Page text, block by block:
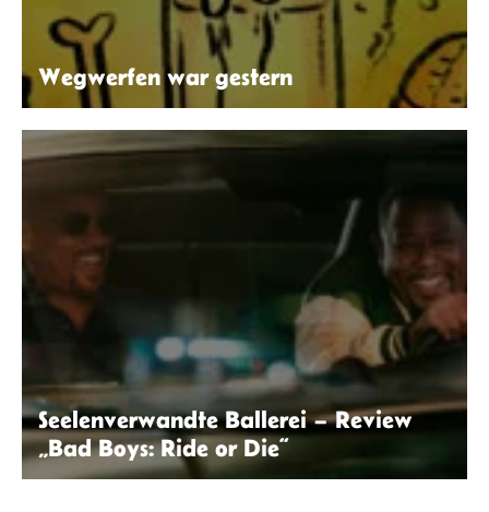
Wegwerfen war gestern
Seelenverwandte Ballerei – Review
„Bad Boys: Ride or Die“